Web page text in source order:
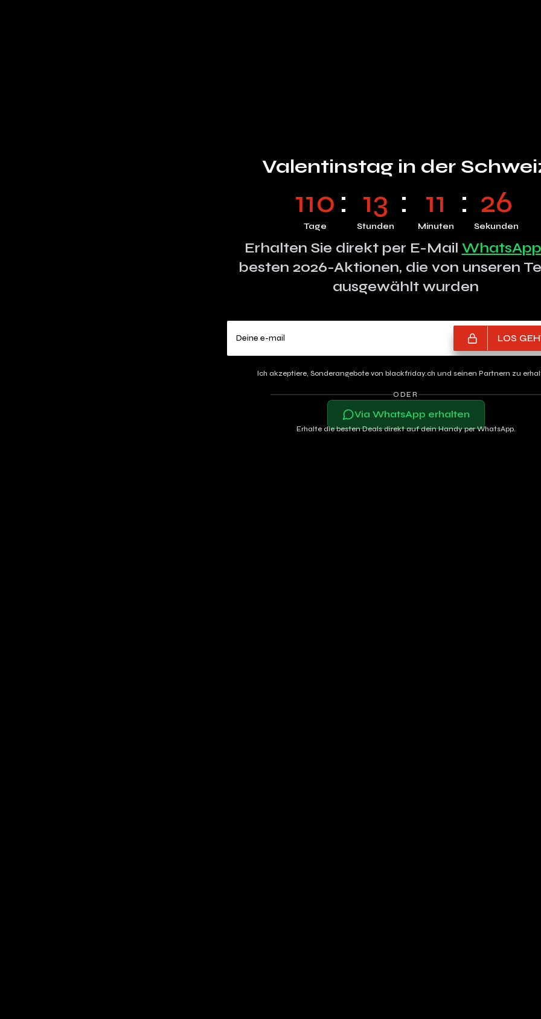
Valentinstag in der
110
Tage
13
Stunden
11
Minuten
25
Sekunden
Erhalten Sie direkt per E-Mail WhatsApp
besten 2026-Aktionen, die von unseren
ausgewählt wurden
Deine e-mail
LOS
Ich akzeptiere, Sonderangebote von blackfriday.ch und seinen Partnern zu
ODER
Via WhatsApp erhalten
Erhalte die besten Deals direkt auf dein Handy per WhatsApp.